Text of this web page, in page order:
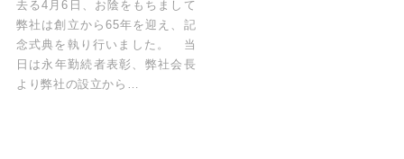
去る4月6日、お陰をもちまして
弊社は創立から65年を迎え、記
念式典を執り行いました。 当
日は永年勤続者表彰、弊社会長
より弊社の設立から…